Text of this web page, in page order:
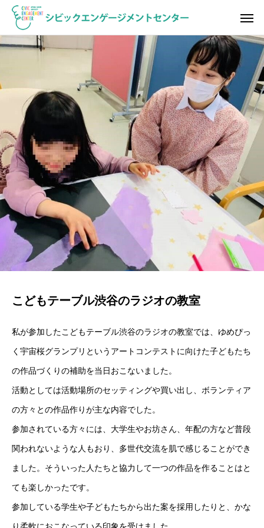
こどもテーブル渋谷のラジオの教室
私が参加したこどもテーブル渋谷のラジオの教室では、ゆめぴっ
く宇宙桜グランプリというアートコンテストに向けた子どもたち
の作品づくりの補助を当日おこないました。
活動としては活動場所のセッティングや買い出し、ボランティア
の方々との作品作りが主な内容でした。
参加されている方々には、大学生やお坊さん、年配の方など普段
関われないような人もおり、多世代交流を肌で感じることができ
ました。そういった人たちと協力して一つの作品を作ることはと
ても楽しかったです。
参加している学生や子どもたちから出た案を採用したりと、かな